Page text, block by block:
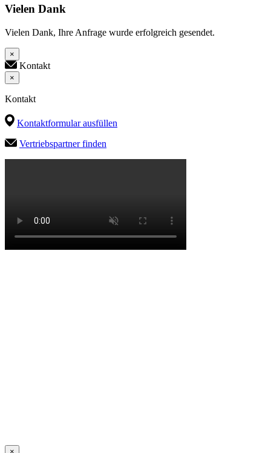
Vielen Dank
Vielen Dank, Ihre Anfrage wurde erfolgreich gesendet.
×
Kontakt
×
Kontakt
Kontaktformular ausfüllen
Vertriebspartner finden